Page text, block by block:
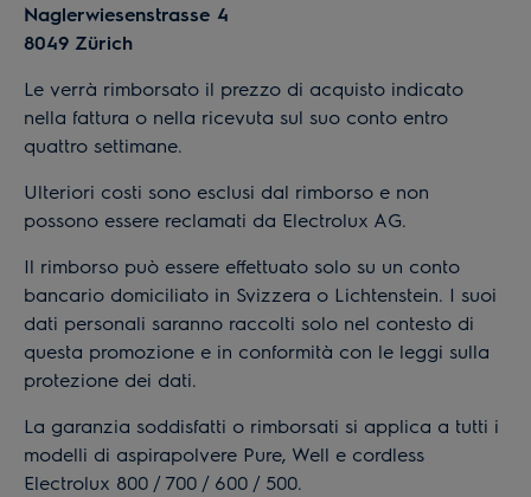
Naglerwiesenstrasse 4
8049 Zürich
Le verrà rimborsato il prezzo di acquisto indicato
nella fattura o nella ricevuta sul suo conto entro
quattro settimane.
Ulteriori costi sono esclusi dal rimborso e non
possono essere reclamati da Electrolux AG.
Il rimborso può essere effettuato solo su un conto
bancario domiciliato in Svizzera o Lichtenstein. I suoi
dati personali saranno raccolti solo nel contesto di
questa promozione e in conformità con le leggi sulla
protezione dei dati.
La garanzia soddisfatti o rimborsati si applica a tutti i
modelli di aspirapolvere Pure, Well e cordless
Electrolux 800 / 700 / 600 / 500.